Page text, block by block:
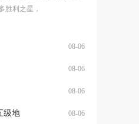
胜利之星，
08-06
08-06
08-06
级地 08-06